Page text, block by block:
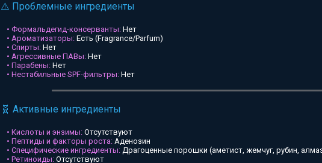
⚠️ Проблемные ингредиенты
• Формальдегид-консерванты: Нет
• Ароматизаторы: Есть (Fragrance/Parfum)
• Спирты: Нет
• Агрессивные ПАВы: Нет
• Парабены: Нет
• Нестабильные SPF-фильтры: Нет
🧬 Активные ингредиенты
• Кислоты и энзимы: Отсутствуют
• Пептиды и факторы роста: Аденозин
• Специфические ингредиенты: Драгоценные порошки (аметист, жемчуг, рубин,
• Ретиноиды: Отсутствуют